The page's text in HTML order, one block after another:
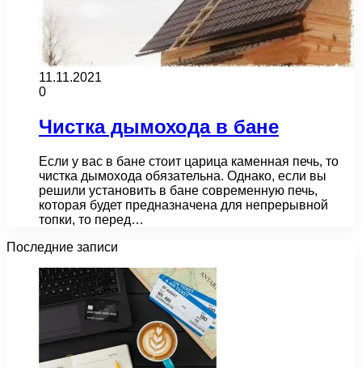
11.11.2021
0
Чистка дымохода в бане
Если у вас в бане стоит царица каменная печь, то
чистка дымохода обязательна. Однако, если вы
решили установить в бане современную печь,
которая будет предназначена для непрерывной
топки, то перед…
Последние записи